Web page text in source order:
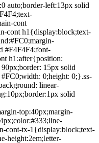
auto;border-left:13px solid
cont
cont h1{display:block;text-
#F4F4F4;font-
h1:after{position:
15px solid
0;height: 0;}.ss-
linear-
solid
top:40px;margin-
cont-tx-1{display:block;text-
height:2em;letter-